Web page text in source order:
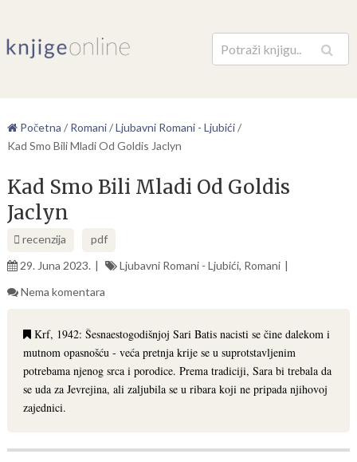
Pretraga
Početna / Romani/Ljubavni Romani - Ljubići/
Kad Smo Bili Mladi Od Goldis Jaclyn
Kad Smo Bili Mladi Od Goldis
Jaclyn
recenzija
pdf
29. Juna 2023.
Ljubavni Romani - Ljubići, Romani
Nema komentara
Krf, 1942: Šesnaestogodišnjoj Sari Batis nacisti se čine dalekom i
mutnom opasnošću - veća pretnja krije se u suprotstavljenim
potrebama njenog srca i porodice. Prema tradiciji, Sara bi trebala da
se uda za Jevrejina, ali zaljubila se u ribara koji ne pripada njihovoj
zajednici.